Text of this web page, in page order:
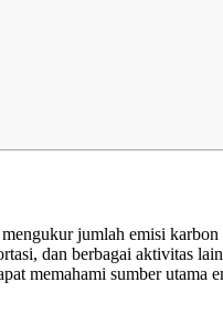
jumlah emisi
dan berbagai aktivitas
memahami sumber utama